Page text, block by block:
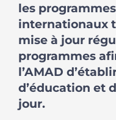
les
internationaux
mise à jour
programmes
l’AMAD
d’éducation et
jour.